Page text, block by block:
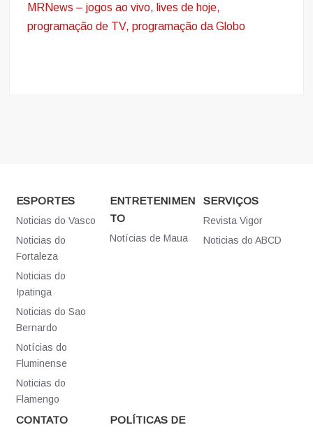
MRNews – jogos ao vivo, lives de hoje,
programação de TV, programação da Globo
ESPORTES
Noticias do Vasco
Noticias do
Fortaleza
Noticias do
Ipatinga
Noticias do Sao
Bernardo
Notícias do
Fluminense
Noticias do
Flamengo
ENTRETENIMEN
TO
Notícias de Maua
SERVIÇOS
Revista Vigor
Noticias do ABCD
CONTATO
POLÍTICAS DE